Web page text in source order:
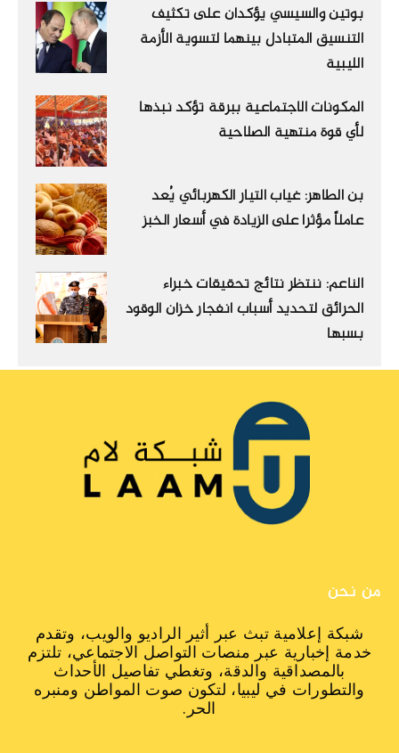
بوتين والسيسي يؤكدان على تكثيف
التنسيق المتبادل بينهما لتسوية الأزمة
الليبية
المكونات الاجتماعية ببرقة تؤكد نبذها
لأي قوة منتهية الصلاحية
بن الطاهر: غياب التيار الكهربائي يُعد
عاملاً مؤثرا على الزيادة في أسعار الخبز
الناعم: ننتظر نتائج تحقيقات خبراء
الحرائق لتحديد أسباب انفجار خزان الوقود
بسبها
من نحن
شبكة إعلامية تبث عبر أثير الراديو والويب، وتقدم
خدمة إخبارية عبر منصات التواصل الاجتماعي، تلتزم
بالمصداقية والدقة، وتغطي تفاصيل الأحداث
والتطورات في ليبيا، لتكون صوت المواطن ومنبره
الحر.